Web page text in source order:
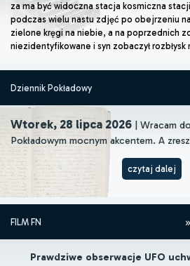
za ma być widoczna stacja kosmiczna
podczas wielu nastu zdjęć po obejrzeniu
zielone kręgi na niebie, a na poprzednich
niezidentyfikowane i syn zobaczył rozbłysk
Dziennik Pokładowy
Wtorek, 28 lipca 2026 | Wracam
Pokładowym mocnym akcentem. A
czytaj dalej
FILM FN
Prawdziwe obserwacje UFO